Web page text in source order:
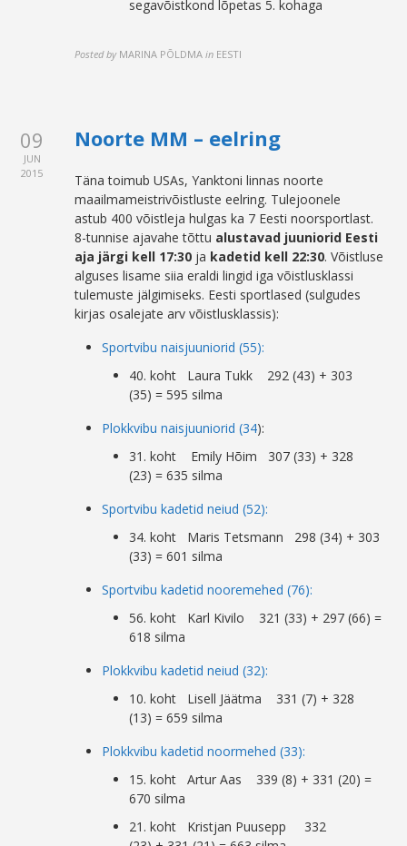
segavõistkond lõpetas 5. kohaga
Posted by MARINA PÕLDMA in EESTI
09
JUN
2015
Noorte MM – eelring
Täna toimub USAs, Yanktoni linnas noorte
maailmameistrivõistluste eelring. Tulejoonele
astub 400 võistleja hulgas ka 7 Eesti noorsportlast.
8-tunnise ajavahe tõttu alustavad juuniorid Eesti
aja järgi kell 17:30 ja kadetid kell 22:30. Võistluse
alguses lisame siia eraldi lingid iga võistlusklassi
tulemuste jälgimiseks. Eesti sportlased (sulgudes
kirjas osalejate arv võistlusklassis):
Sportvibu naisjuuniorid (55):
40. koht Laura Tukk 292 (43) + 303
(35) = 595 silma
Plokkvibu naisjuuniorid (34):
31. koht Emily Hõim 307 (33) + 328
(23) = 635 silma
Sportvibu kadetid neiud (52):
34. koht Maris Tetsmann 298 (34) + 303
(33) = 601 silma
Sportvibu kadetid nooremehed (76):
56. koht Karl Kivilo 321 (33) + 297 (66) =
618 silma
Plokkvibu kadetid neiud (32):
10. koht Lisell Jäätma 331 (7) + 328
(13) = 659 silma
Plokkvibu kadetid noormehed (33):
15. koht Artur Aas 339 (8) + 331 (20) =
670 silma
21. koht Kristjan Puusepp 332